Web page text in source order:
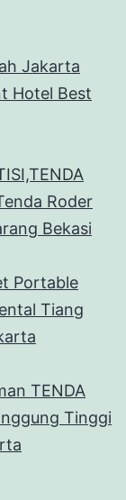
Jakarta
Hotel Best
Roder
Bekasi
Portable
Tiang
TENDA
Tinggi